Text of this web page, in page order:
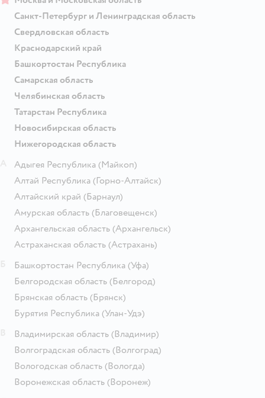
Санкт-Петербург и Ленинградская область
Свердловская область
Краснодарский край
Башкортостан Республика
Самарская область
Челябинская область
Татарстан Республика
Новосибирская область
Нижегородская область
Адыгея Республика (Майкоп)
Алтай Республика (Горно-Алтайск)
Алтайский край (Барнаул)
Амурская область (Благовещенск)
Архангельская область (Архангельск)
Астраханская область (Астрахань)
Башкортостан Республика (Уфа)
Белгородская область (Белгород)
Брянская область (Брянск)
Бурятия Республика (Улан-Удэ)
Владимирская область (Владимир)
Волгоградская область (Волгоград)
Вологодская область (Вологда)
Воронежская область (Воронеж)